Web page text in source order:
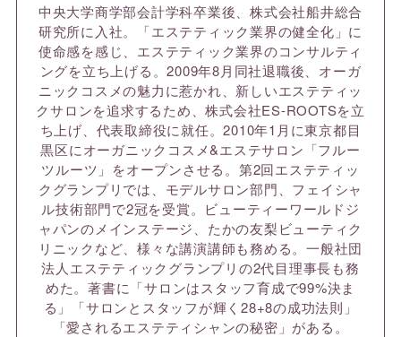
中央大学商学部会計学科卒業後、株式会社船井総合
研究所に入社。「エステティック業界の健全化」に
使命感を感じ、エステティック業界のコンサルティ
ングを立ち上げる。2009年8月同社退職後、オーガ
ニックコスメの魅力に惹かれ、新しいエステティッ
クサロンを追求するため、株式会社ES-ROOTSを立
ち上げ、代表取締役に就任。2010年1月に東京都目
黒区にオーガニックコスメ&エステサロン「フルー
ツルーツ」をオープンさせる。第2回エステティッ
クグランプリでは、モデルサロン部門、フェイシャ
ル技術部門で2冠を受賞。ビューティーワールドジ
ャパンのメインステージ、たかの友梨ビューティク
リニックなど、様々な講演講師も務める。一般社団
法人エステティックグランプリの2代目理事長も務
めた。著書に「サロンはスタッフ育成で99%決ま
る」「サロンとスタッフが輝く28+8の成功法則」
「愛されるエステティシャンの秘密」がある。